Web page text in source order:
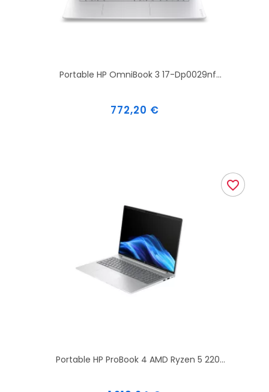
Portable HP OmniBook 3 17-Dp0029nf...
Prix
772,20 €
Portable HP ProBook 4 AMD Ryzen 5 220...
favorite_border